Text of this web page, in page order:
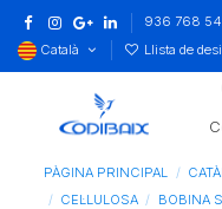
936 768
Català
Llista de
PÀGINA PRINCIPAL
CEL·LULOSA
BOBINA